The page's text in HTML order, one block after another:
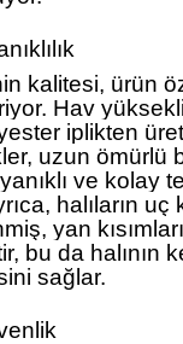
kalitesi, ürün
Hav
iplikten
uzun ömürlü
ve kolay
halıların uç
yan
bu da halının
sağlar.